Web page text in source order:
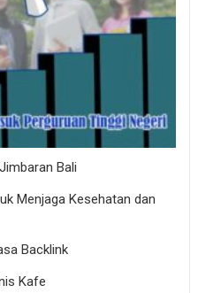
Bali
Menjaga Kesehatan dan
Backlink
Kafe